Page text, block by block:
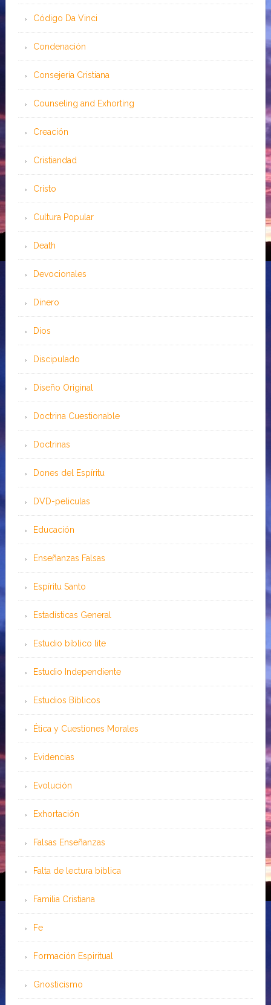
Código Da Vinci
Condenación
Consejería Cristiana
Counseling and Exhorting
Creación
Cristiandad
Cristo
Cultura Popular
Death
Devocionales
Dinero
Dios
Discipulado
Diseño Original
Doctrina Cuestionable
Doctrinas
Dones del Espíritu
DVD-peliculas
Educación
Enseñanzas Falsas
Espíritu Santo
Estadísticas General
Estudio bíblico lite
Estudio Independiente
Estudios Bíblicos
Ética y Cuestiones Morales
Evidencias
Evolución
Exhortación
Falsas Enseñanzas
Falta de lectura bíblica
Familia Cristiana
Fe
Formación Espiritual
Gnosticismo